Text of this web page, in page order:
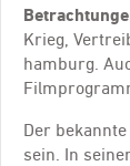
Krieg,
hamburg.
Der
sein. In